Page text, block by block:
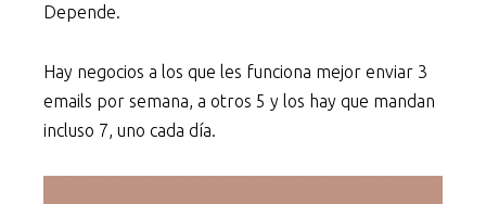
Depende.
Hay negocios a los que les funciona mejor enviar 3
emails por semana, a otros 5 y los hay que mandan
incluso 7, uno cada día.